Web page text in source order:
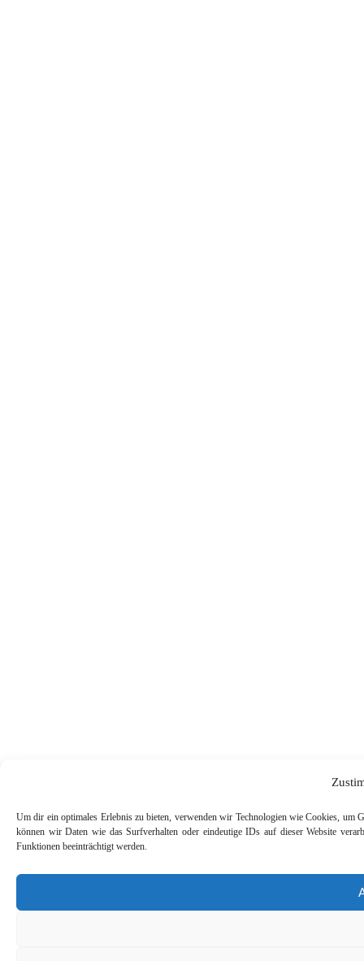
Um dir ein optimales Erlebnis zu bieten, verwenden wir Technologien wie Cookies, um
können wir Daten wie das Surfverhalten oder eindeutige IDs auf dieser Website
Funktionen beeinträchtigt werden.